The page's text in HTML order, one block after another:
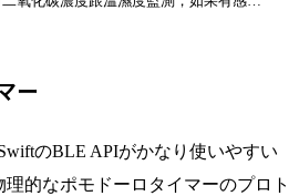
的問題就是了。
ー
のBLE APIがかなり使いやすい
的なポモドーロタイマーのプロト